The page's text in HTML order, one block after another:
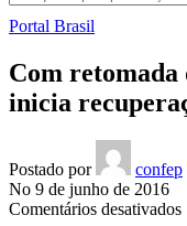
Portal Brasil
Com retomada
inicia
Postado por
confep
No 9 de junho de 2016
Comentários desativados